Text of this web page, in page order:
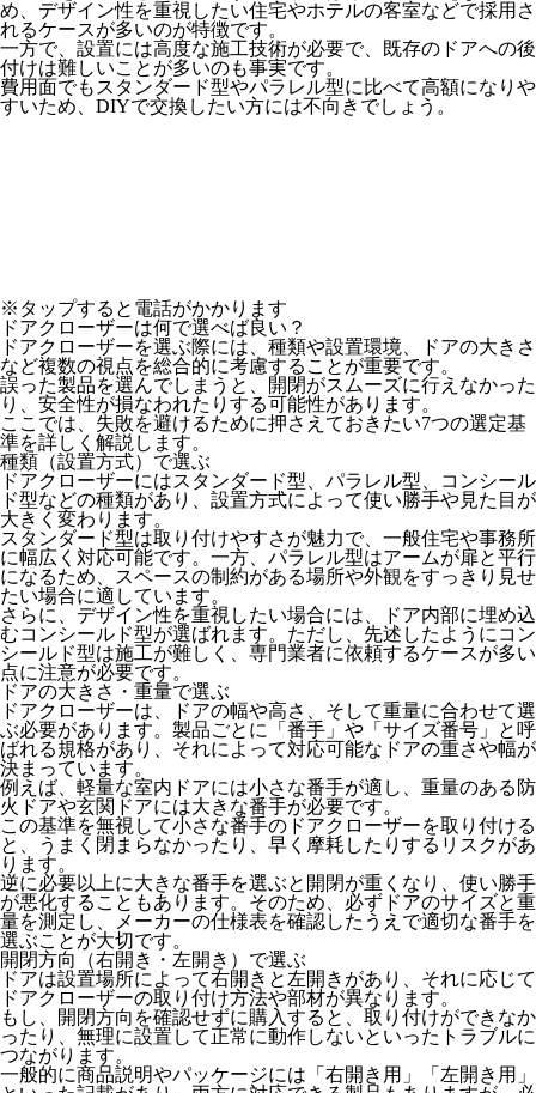
め、デザイン性を重視したい住宅やホテルの客室などで採用さ
れるケースが多いのが特徴です。
一方で、設置には高度な施工技術が必要で、既存のドアへの後
付けは難しいことが多いのも事実です。
費用面でもスタンダード型やパラレル型に比べて高額になりや
すいため、DIYで交換したい方には不向きでしょう。
※タップすると電話がかかります
ドアクローザーは何で選べば良い？
ドアクローザーを選ぶ際には、種類や設置環境、ドアの大きさ
など複数の視点を総合的に考慮することが重要です。
誤った製品を選んでしまうと、開閉がスムーズに行えなかった
り、安全性が損なわれたりする可能性があります。
ここでは、失敗を避けるために押さえておきたい7つの選定基
準を詳しく解説します。
種類（設置方式）で選ぶ
ドアクローザーにはスタンダード型、パラレル型、コンシール
ド型などの種類があり、設置方式によって使い勝手や見た目が
大きく変わります。
スタンダード型は取り付けやすさが魅力で、一般住宅や事務所
に幅広く対応可能です。一方、 パラレル型はアームが扉と平行
になるため、スペースの制約がある場所や外観をすっきり見せ
たい場合に適しています。
さらに、デザイン性を重視したい場合には、ドア内部に埋め込
むコンシールド型が選ばれます。ただし、先述したようにコン
シールド型は施工が難しく、専門業者に依頼するケースが多い
点に注意が必要です。
ドアの大きさ・重量で選ぶ
ドアクローザーは、ドアの幅や高さ、そして重量に合わせて選
ぶ必要があります。製品ごとに「番手」や「サイズ番号」と呼
ばれる規格があり、それによって対応可能なドアの重さや幅が
決まっています。
例えば、軽量な室内ドアには小さな番手が適し、重量のある防
火ドアや玄関ドアには大きな番手が必要です。
この基準を無視して小さな番手のドアクローザーを取り付ける
と、うまく閉まらなかったり、早く摩耗したりするリスクがあ
ります。
逆に必要以上に大きな番手を選ぶと開閉が重くなり、使い勝手
が悪化することもあります。そのため、必ずドアのサイズと重
量を測定し、メーカーの仕様表を確認したうえで適切な番手を
選ぶことが大切です。
開閉方向（右開き・左開き）で選ぶ
ドアは設置場所によって右開きと左開きがあり、それに応じて
ドアクローザーの取り付け方法や部材が異なります。
もし、開閉方向を確認せずに購入すると、取り付けができなか
ったり、無理に設置して正常に動作しないといったトラブルに
つながります。
一般的に商品説明やパッケージには「 右開き用 」「 左開き用 」